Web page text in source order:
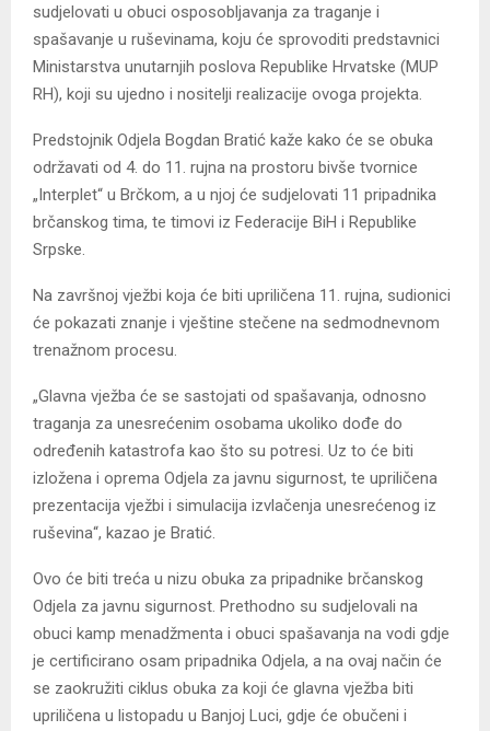
sudjelovati u obuci osposobljavanja za traganje i
spašavanje u ruševinama, koju će sprovoditi predstavnici
Ministarstva unutarnjih poslova Republike Hrvatske (MUP
RH), koji su ujedno i nositelji realizacije ovoga projekta.
Predstojnik Odjela Bogdan Bratić kaže kako će se obuka
održavati od 4. do 11. rujna na prostoru bivše tvornice
„Interplet“ u Brčkom, a u njoj će sudjelovati 11 pripadnika
brčanskog tima, te timovi iz Federacije BiH i Republike
Srpske.
Na završnoj vježbi koja će biti upriličena 11. rujna, sudionici
će pokazati znanje i vještine stečene na sedmodnevnom
trenažnom procesu.
„Glavna vježba će se sastojati od spašavanja, odnosno
traganja za unesrećenim osobama ukoliko dođe do
određenih katastrofa kao što su potresi. Uz to će biti
izložena i oprema Odjela za javnu sigurnost, te upriličena
prezentacija vježbi i simulacija izvlačenja unesrećenog iz
ruševina“, kazao je Bratić.
Ovo će biti treća u nizu obuka za pripadnike brčanskog
Odjela za javnu sigurnost. Prethodno su sudjelovali na
obuci kamp menadžmenta i obuci spašavanja na vodi gdje
je certificirano osam pripadnika Odjela, a na ovaj način će
se zaokružiti ciklus obuka za koji će glavna vježba biti
upriličena u listopadu u Banjoj Luci, gdje će obučeni i